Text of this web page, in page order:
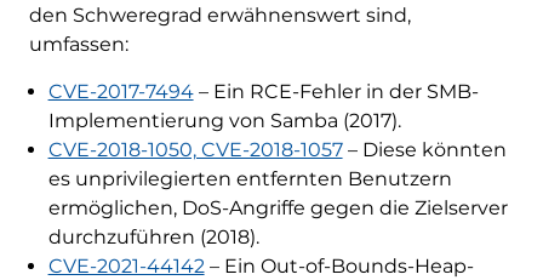
den Schweregrad erwähnenswert sind,
umfassen:
CVE-2017-7494– Ein RCE-Fehler in der SMB-
Implementierung von Samba (2017).
CVE-2018-1050, CVE-2018-1057– Diese könnten
es unprivilegierten entfernten Benutzern
ermöglichen, DoS-Angriffe gegen die Zielserver
durchzuführen (2018).
CVE-2021-44142– Ein Out-of-Bounds-Heap-